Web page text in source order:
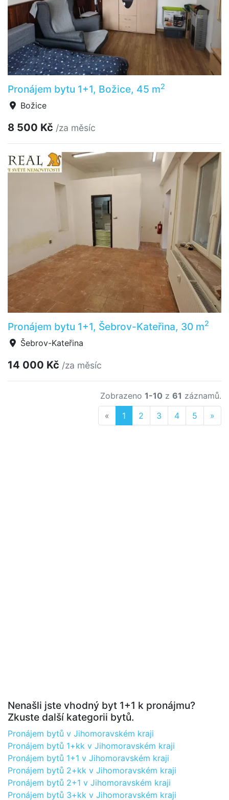
Pronájem bytu 1+1, Božice, 45 m2
Božice
8 500 Kč /za měsíc
Pronájem bytu 1+1, Šebrov-Kateřina, 30 m2
Šebrov-Kateřina
14 000 Kč /za měsíc
Zobrazeno 1-10 z 61 záznamů.
« Previous
1 2 3 4 5 »
Nenašli jste vhodný byt 1+1 k pronájmu?
Zkuste další kategorii bytů.
Pronájem bytů v Jihomoravském kraji
Pronájem bytů 1+kk v Jihomoravském kraji
Pronájem bytů 1+1 v Jihomoravském kraji
Pronájem bytů 2+kk v Jihomoravském kraji
Pronájem bytů 2+1 v Jihomoravském kraji
Pronájem bytů 3+kk v Jihomoravském kraji